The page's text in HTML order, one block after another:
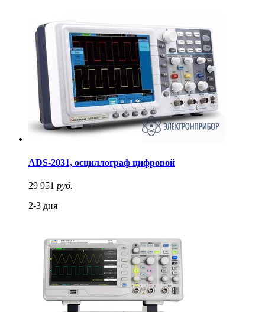
ADS-2031, осциллограф цифровой
29 951 руб.
2-3 дня